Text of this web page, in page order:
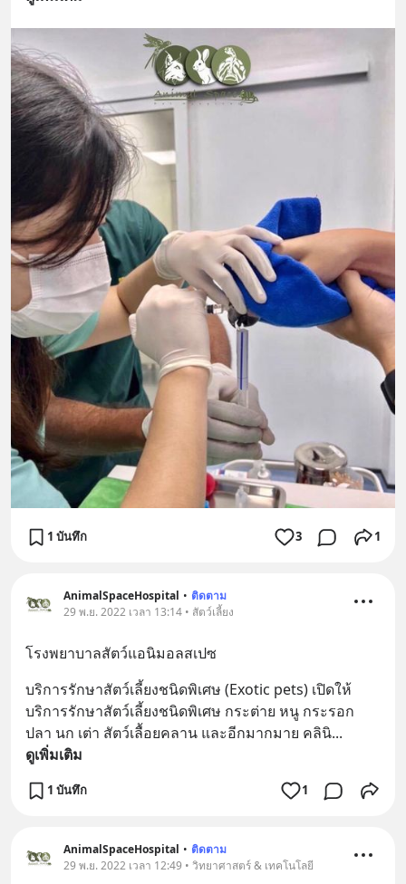
1 บันทึก 3 1
AnimalSpaceHospital • ติดตาม
29 พ.ย. 2022 เวลา 13:14 • สัตว์เลี้ยง
โรงพยาบาลสัตว์แอนิมอลสเปซ
บริการรักษาสัตว์เลี้ยงชนิดพิเศษ (Exotic pets) เปิดให้
บริการรักษาสัตว์เลี้ยงชนิดพิเศษ กระต่าย หนู กระรอก
ปลา นก เต่า สัตว์เลื้อยคลาน และอีกมากมาย คลินิ...
ดูเพิ่มเติม
1 บันทึก 1
AnimalSpaceHospital • ติดตาม
29 พ.ย. 2022 เวลา 12:49 • วิทยาศาสตร์ & เทคโนโลยี